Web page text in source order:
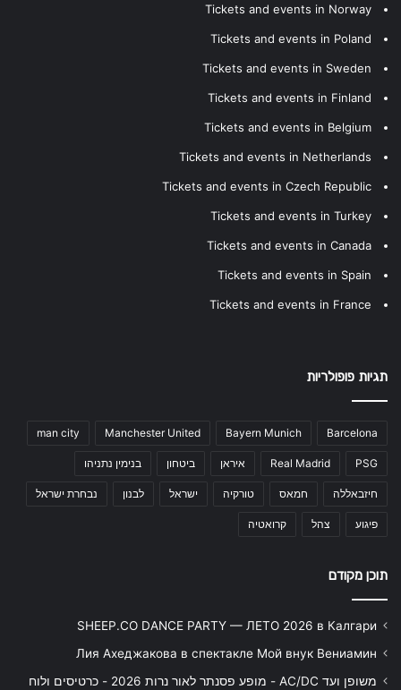
Tickets and events in Norway
Tickets and events in Poland
Tickets and events in Sweden
Tickets and events in Finland
Tickets and events in Belgium
Tickets and events in Netherlands
Tickets and events in Czech Republic
Tickets and events in Turkey
Tickets and events in Canada
Tickets and events in Spain
Tickets and events in France
תגיות פופולריות
Barcelona
Bayern Munich
Manchester United
man city
PSG
Real Madrid איראן ביטחון בנימין נתניהו
חיזבאללה חמאס טורקיה ישראל לבנון נבחרת ישראל
פיגוע צהל קרואטיה
תוכן מקודם
SHEEP.CO DANCE PARTY — ЛЕТО 2026 в Калгари
Лия Ахеджакова в спектакле Мой внук Вениамин
משופן ועד AC/DC - מופע פסנתר לאור נרות 2026 - כרטיסים ולוח